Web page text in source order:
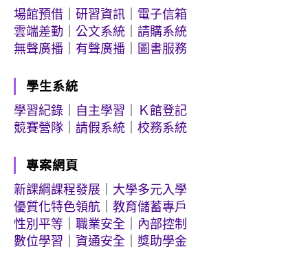
場館預借
研習資訊
電子信箱
雲端差勤
公文系統
請購系統
無聲廣播
有聲廣播 圖書服務
學生系統
學習紀錄
自主學習
Ｋ館登記
競賽營隊
請假系統 校務系統
專案網頁
新課綱課程發展
大學多元入學
優質化特色領航
教育儲蓄專戶
性別平等
職業安全
內部控制
數位學習
資通安全 獎助學金